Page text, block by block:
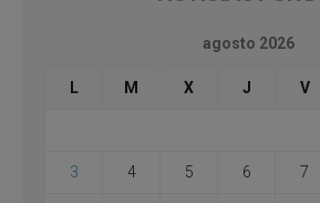
agosto 2026
L M X J V
3 4 5 6 7